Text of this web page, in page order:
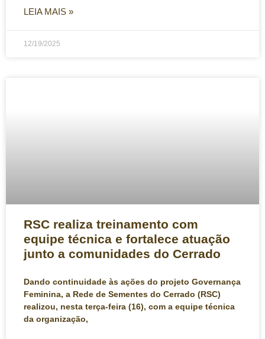
LEIA MAIS »
12/19/2025
RSC realiza treinamento com
equipe técnica e fortalece atuação
junto a comunidades do Cerrado
Dando continuidade às ações do projeto Governança
Feminina, a Rede de Sementes do Cerrado (RSC)
realizou, nesta terça-feira (16), com a equipe técnica
da organização,